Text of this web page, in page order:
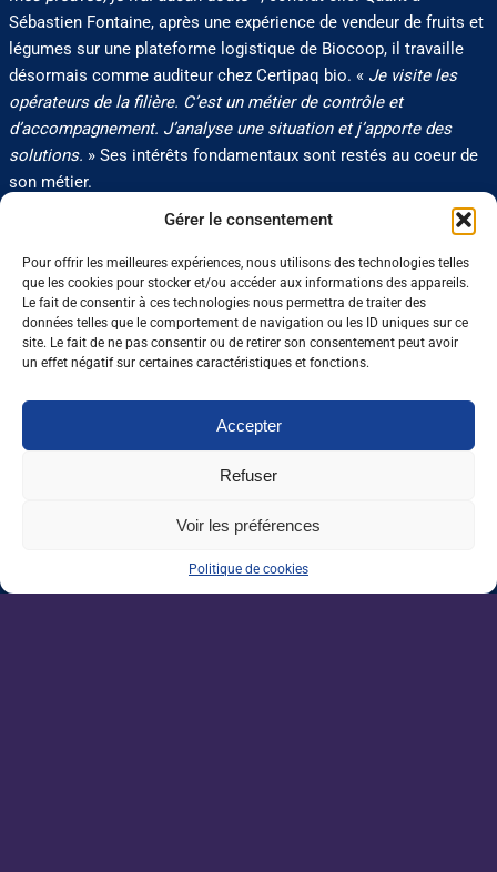
Gérer le consentement
Pour offrir les meilleures expériences, nous utilisons des technologies telles
que les cookies pour stocker et/ou accéder aux informations des appareils.
Le fait de consentir à ces technologies nous permettra de traiter des
données telles que le comportement de navigation ou les ID uniques sur ce
site. Le fait de ne pas consentir ou de retirer son consentement peut avoir
un effet négatif sur certaines caractéristiques et fonctions.
Accepter
Refuser
Voir les préférences
Politique de cookies
Sébastien Fontaine, après une expérience de vendeur de fruits et
légumes sur une plateforme logistique de Biocoop, il travaille
désormais comme auditeur chez Certipaq bio. « Je visite les
opérateurs de la filière. C’est un métier de contrôle et
d’accompagnement. J’analyse une situation et j’apporte des
solutions. » Ses intérêts fondamentaux sont restés au coeur de
son métier.
— Emmanuelle BORDON (Tribune Verte 3009)
0 J'aime Partager
Nos dernières sorties :
Enseignement agricole : une mission alerte
sur l’avenir du Pacte enseignant
répondre aux besoins de l’agriculture
Une IA métier au service des conseillers
d’Auraïa